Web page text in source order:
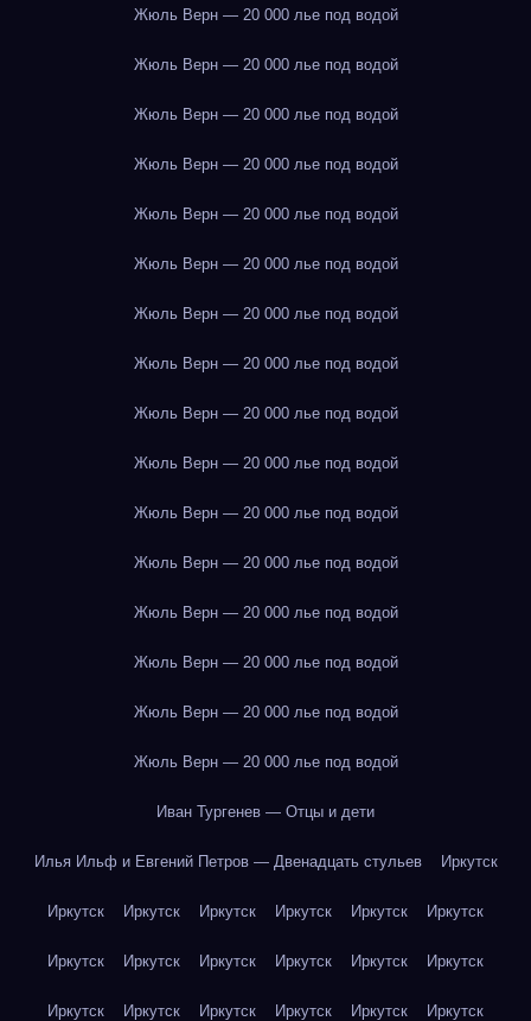
Жюль Верн — 20 000 лье под водой
Жюль Верн — 20 000 лье под водой
Жюль Верн — 20 000 лье под водой
Жюль Верн — 20 000 лье под водой
Жюль Верн — 20 000 лье под водой
Жюль Верн — 20 000 лье под водой
Жюль Верн — 20 000 лье под водой
Жюль Верн — 20 000 лье под водой
Жюль Верн — 20 000 лье под водой
Жюль Верн — 20 000 лье под водой
Жюль Верн — 20 000 лье под водой
Жюль Верн — 20 000 лье под водой
Жюль Верн — 20 000 лье под водой
Жюль Верн — 20 000 лье под водой
Жюль Верн — 20 000 лье под водой
Жюль Верн — 20 000 лье под водой
Иван Тургенев — Отцы и дети
Илья Ильф и Евгений Петров — Двенадцать стульев Иркутск
Иркутск Иркутск Иркутск Иркутск Иркутск Иркутск
Иркутск Иркутск Иркутск Иркутск Иркутск Иркутск
Иркутск Иркутск Иркутск Иркутск Иркутск Иркутск